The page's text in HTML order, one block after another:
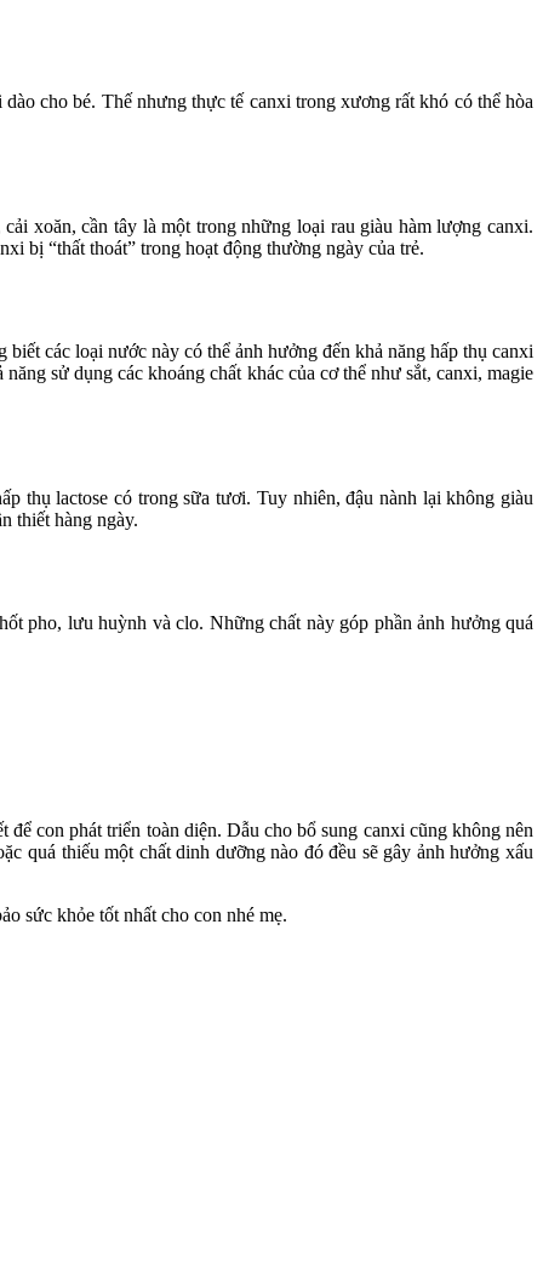
cho bé. Thế nhưng thực tế canxi trong xương rất khó có thể hòa
xoăn, cần tây là một trong những loại rau giàu hàm lượng canxi.
bị “thất thoát” trong hoạt động thường ngày của trẻ.
các loại nước này có thể ảnh hưởng đến khả năng hấp thụ canxi
sử dụng các khoáng chất khác của cơ thể như sắt, canxi, magie
thụ lactose có trong sữa tươi. Tuy nhiên, đậu nành lại không giàu
thiết hàng ngày.
pho, lưu huỳnh và clo. Những chất này góp phần ảnh hưởng quá
con phát triển toàn diện. Dẫu cho bổ sung canxi cũng không nên
quá thiếu một chất dinh dưỡng nào đó đều sẽ gây ảnh hưởng xấu
sức khỏe tốt nhất cho con nhé mẹ.